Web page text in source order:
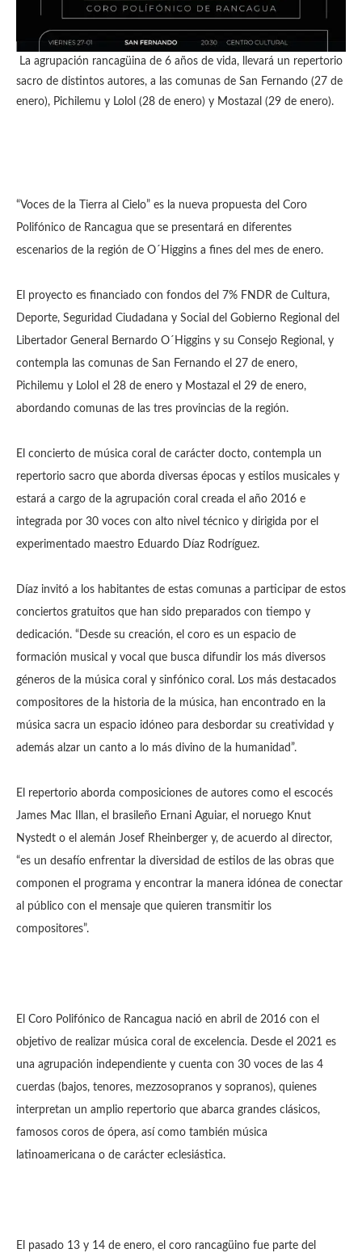
La agrupación rancagüina de 6 años de vida, llevará un repertorio
sacro de distintos autores, a las comunas de San Fernando (27 de
enero), Pichilemu y Lolol (28 de enero) y Mostazal (29 de enero).
“Voces de la Tierra al Cielo” es la nueva propuesta del Coro
Polifónico de Rancagua que se presentará en diferentes
escenarios de la región de O´Higgins a fines del mes de enero.
El proyecto es financiado con fondos del 7% FNDR de Cultura,
Deporte, Seguridad Ciudadana y Social del Gobierno Regional del
Libertador General Bernardo O´Higgins y su Consejo Regional, y
contempla las comunas de San Fernando el 27 de enero,
Pichilemu y Lolol el 28 de enero y Mostazal el 29 de enero,
abordando comunas de las tres provincias de la región.
El concierto de música coral de carácter docto, contempla un
repertorio sacro que aborda diversas épocas y estilos musicales y
estará a cargo de la agrupación coral creada el año 2016 e
integrada por 30 voces con alto nivel técnico y dirigida por el
experimentado maestro Eduardo Díaz Rodríguez.
Díaz invitó a los habitantes de estas comunas a participar de estos
conciertos gratuitos que han sido preparados con tiempo y
dedicación. “Desde su creación, el coro es un espacio de
formación musical y vocal que busca difundir los más diversos
géneros de la música coral y sinfónico coral. Los más destacados
compositores de la historia de la música, han encontrado en la
música sacra un espacio idóneo para desbordar su creatividad y
además alzar un canto a lo más divino de la humanidad”.
El repertorio aborda composiciones de autores como el escocés
James Mac Illan, el brasileño Ernani Aguiar, el noruego Knut
Nystedt o el alemán Josef Rheinberger y, de acuerdo al director,
“es un desafío enfrentar la diversidad de estilos de las obras que
componen el programa y encontrar la manera idónea de conectar
al público con el mensaje que quieren transmitir los
compositores”.
El Coro Polifónico de Rancagua nació en abril de 2016 con el
objetivo de realizar música coral de excelencia. Desde el 2021 es
una agrupación independiente y cuenta con 30 voces de las 4
cuerdas (bajos, tenores, mezzosopranos y sopranos), quienes
interpretan un amplio repertorio que abarca grandes clásicos,
famosos coros de ópera, así como también música
latinoamericana o de carácter eclesiástica.
El pasado 13 y 14 de enero, el coro rancagüino fue parte del